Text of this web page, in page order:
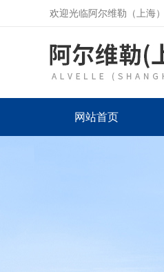
欢迎光临阿尔维勒（上海
网站首页